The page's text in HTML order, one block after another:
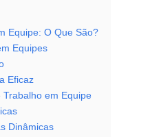
Equipe: O Que São?
Equipes
Eficaz
Trabalho em Equipe
Dinâmicas